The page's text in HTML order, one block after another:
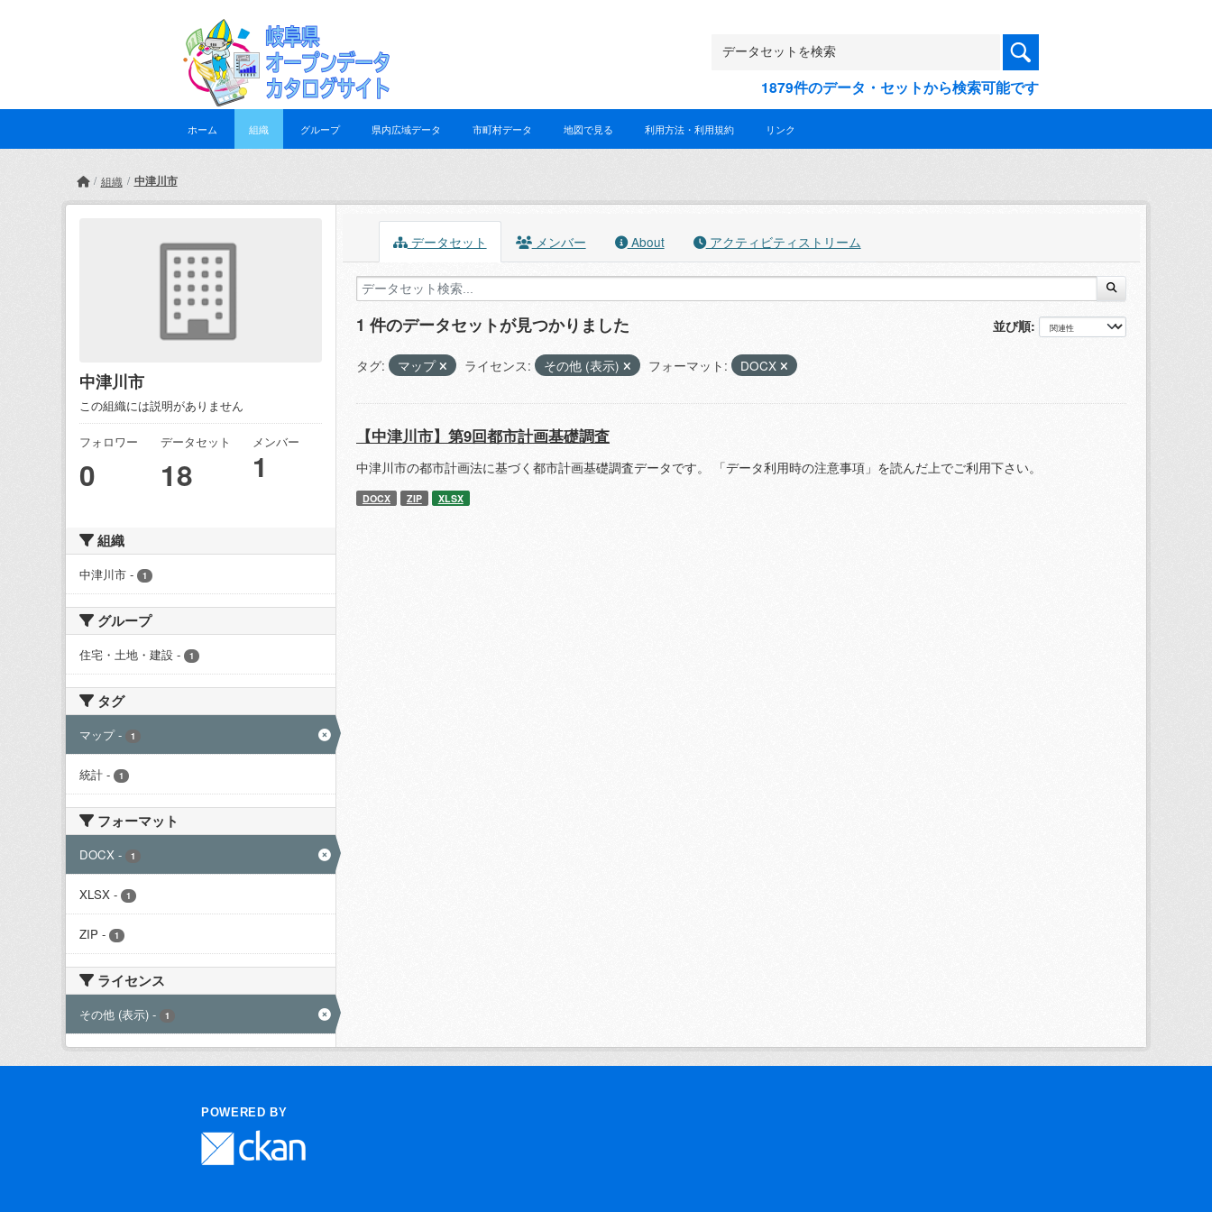
1879件のデータ・セットから検索可能です
ホーム 組織 グループ 県内広域データ 市町村データ 地図で見る 利用方法・利用規約 リンク
組織 中津川市
中津川市
この組織には説明がありません
フォロワー
0
データセット
18
メンバー
1
組織
中津川市 - 1
グループ
住宅・土地・建設 - 1
タグ
マップ - 1
統計 - 1
フォーマット
DOCX - 1
XLSX - 1
ZIP - 1
ライセンス
その他 (表示) - 1
データセット メンバー About アクティビティストリーム
並び順
1 件のデータセットが見つかりました
タグ: マップ ライセンス: その他 (表示) フォーマット: DOCX
【中津川市】第9回都市計画基礎調査
中津川市の都市計画法に基づく都市計画基礎調査データです。 「データ利用時の注意事項」を読んだ上でご利用下さい。
DOCX ZIP XLSX
POWERED BY